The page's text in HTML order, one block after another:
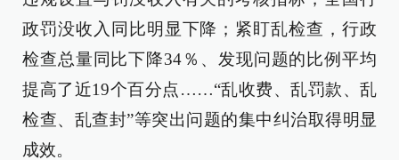
政罚没收入同比明显下降；紧盯乱检查，行政
检查总量同比下降34％、发现问题的比例平均
提高了近19个百分点……“乱收费、乱罚款、乱
检查、乱查封”等突出问题的集中纠治取得明显
成效。